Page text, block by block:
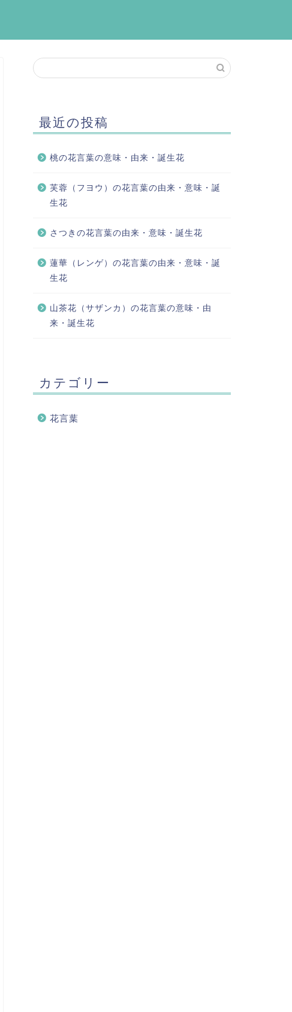
最近の投稿
桃の花言葉の意味・由来・誕生花
芙蓉（フヨウ）の花言葉の由来・意味・誕
生花
さつきの花言葉の由来・意味・誕生花
蓮華（レンゲ）の花言葉の由来・意味・誕
生花
山茶花（サザンカ）の花言葉の意味・由
来・誕生花
カテゴリー
花言葉